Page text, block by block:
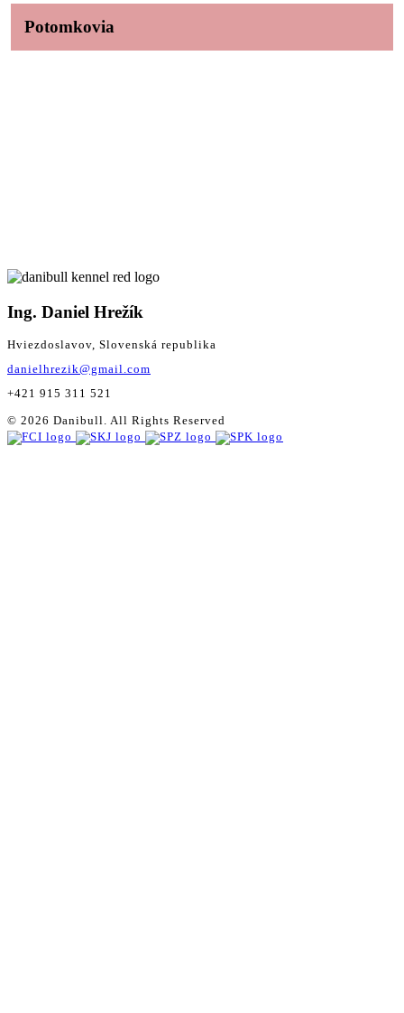
Potomkovia
Ing. Daniel Hrežík
Hviezdoslavov, Slovenská republika
danielhrezik@gmail.com
+421 915 311 521
© 2026 Danibull. All Rights Reserved